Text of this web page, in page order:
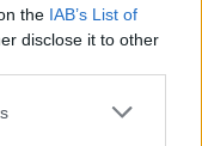
the IAB’s List of
disclose it to other